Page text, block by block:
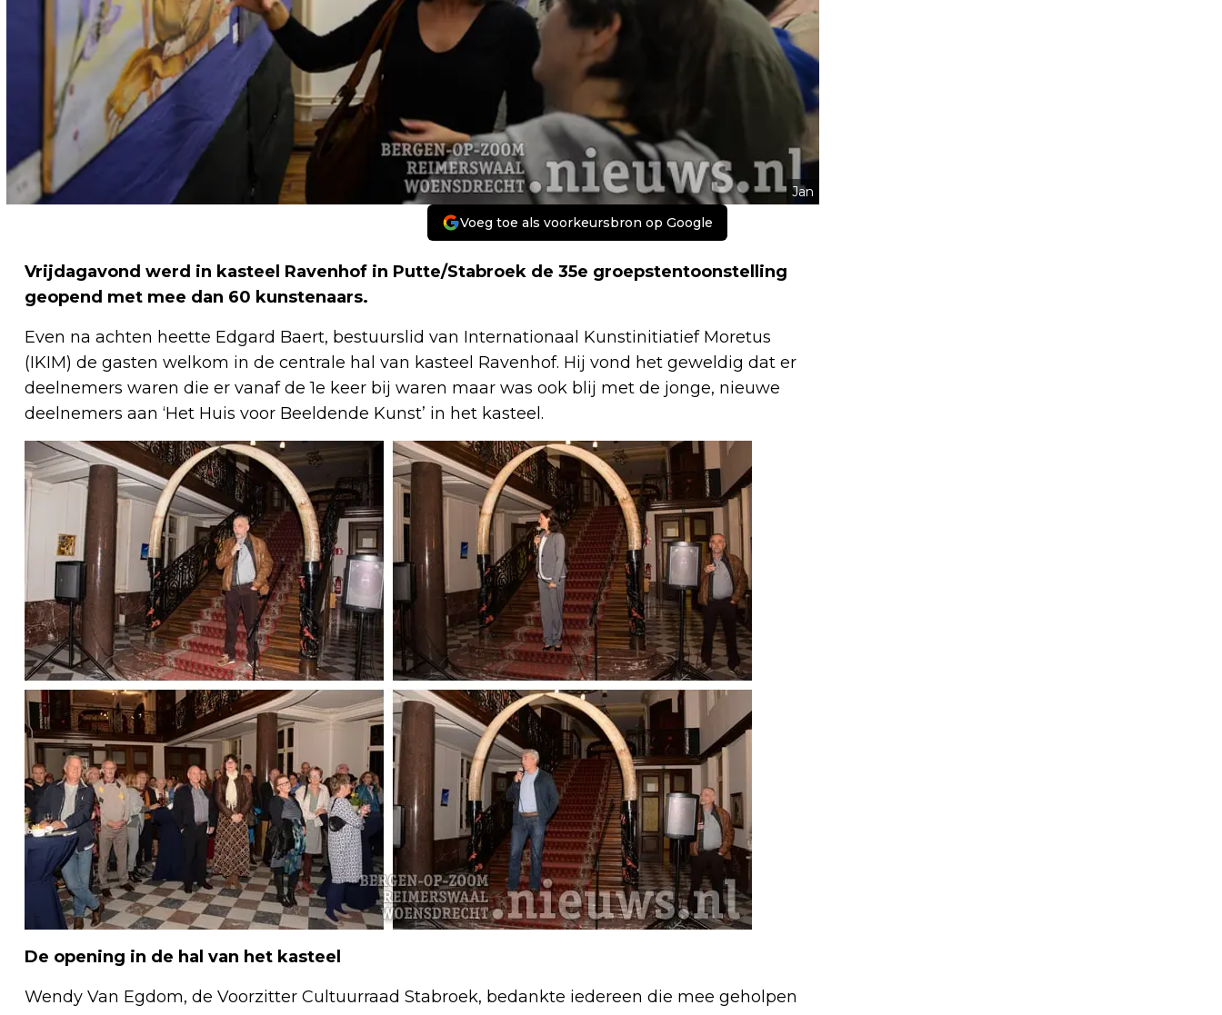
Jan
Voeg toe als voorkeursbron op Google
Vrijdagavond werd in kasteel Ravenhof in Putte/Stabroek de 35e groepstentoonstelling
geopend met mee dan 60 kunstenaars.
Even na achten heette Edgard Baert, bestuurslid van Internationaal Kunstinitiatief Moretus
(IKIM) de gasten welkom in de centrale hal van kasteel Ravenhof. Hij vond het geweldig dat er
deelnemers waren die er vanaf de 1e keer bij waren maar was ook blij met de jonge, nieuwe
deelnemers aan ‘Het Huis voor Beeldende Kunst’ in het kasteel.
De opening in de hal van het kasteel
Wendy Van Egdom, de Voorzitter Cultuurraad Stabroek, bedankte iedereen die mee geholpen